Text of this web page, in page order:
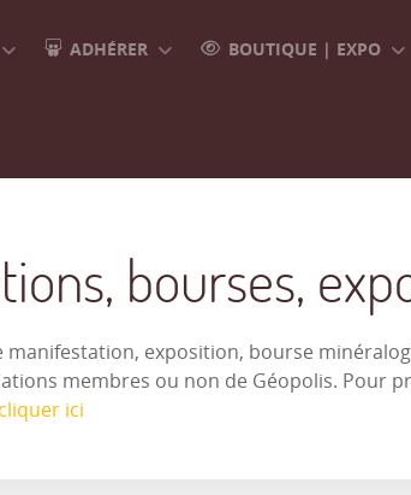
ADHÉRER BOUTIQUE | EXPO
bourses,
exposition, bourse
membres ou non de Géopolis. Pour
cliquer ici